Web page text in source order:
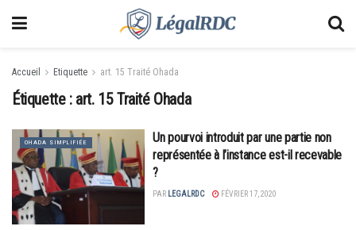
Accueil Etiquette art. 15 Traité Ohada
Étiquette : art. 15 Traité Ohada
OHADA SIMPLIFIÉE
Un pourvoi introduit par une partie non
représentée à l’instance est-il recevable
?
PAR LEGALRDC FÉVRIER 17, 2020